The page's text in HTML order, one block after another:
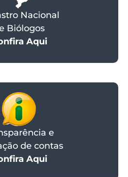
Nacional
Biólogos
Aqui
e
de contas
Aqui